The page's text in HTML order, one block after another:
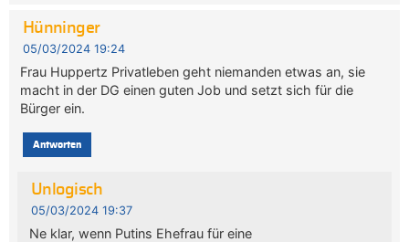
Hünninger
05/03/2024 19:24
Frau Huppertz Privatleben geht niemanden etwas an, sie
macht in der DG einen guten Job und setzt sich für die
Bürger ein.
Antworten
Unlogisch
05/03/2024 19:37
Ne klar, wenn Putins Ehefrau für eine